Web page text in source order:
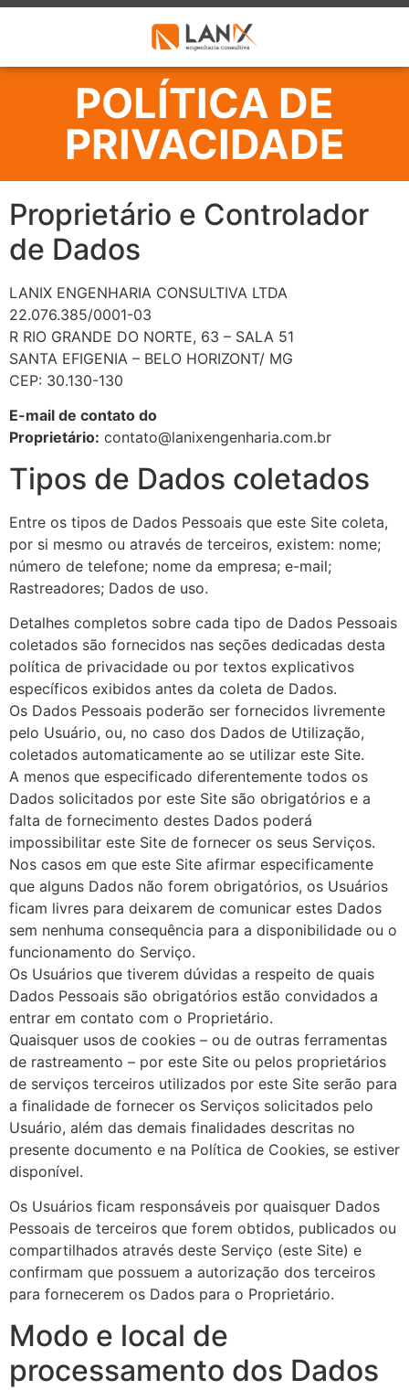
POLÍTICA DE
PRIVACIDADE
Proprietário e Controlador
de Dados
LANIX ENGENHARIA CONSULTIVA LTDA
22.076.385/0001-03
R RIO GRANDE DO NORTE, 63 – SALA 51
SANTA EFIGENIA – BELO HORIZONT/ MG
CEP: 30.130-130
E-mail de contato do
Proprietário: contato@lanixengenharia.com.br
Tipos de Dados coletados
Entre os tipos de Dados Pessoais que este Site coleta,
por si mesmo ou através de terceiros, existem: nome;
número de telefone; nome da empresa; e-mail;
Rastreadores; Dados de uso.
Detalhes completos sobre cada tipo de Dados Pessoais
coletados são fornecidos nas seções dedicadas desta
política de privacidade ou por textos explicativos
específicos exibidos antes da coleta de Dados.
Os Dados Pessoais poderão ser fornecidos livremente
pelo Usuário, ou, no caso dos Dados de Utilização,
coletados automaticamente ao se utilizar este Site.
A menos que especificado diferentemente todos os
Dados solicitados por este Site são obrigatórios e a
falta de fornecimento destes Dados poderá
impossibilitar este Site de fornecer os seus Serviços.
Nos casos em que este Site afirmar especificamente
que alguns Dados não forem obrigatórios, os Usuários
ficam livres para deixarem de comunicar estes Dados
sem nenhuma consequência para a disponibilidade ou o
funcionamento do Serviço.
Os Usuários que tiverem dúvidas a respeito de quais
Dados Pessoais são obrigatórios estão convidados a
entrar em contato com o Proprietário.
Quaisquer usos de cookies – ou de outras ferramentas
de rastreamento – por este Site ou pelos proprietários
de serviços terceiros utilizados por este Site serão para
a finalidade de fornecer os Serviços solicitados pelo
Usuário, além das demais finalidades descritas no
presente documento e na Política de Cookies, se estiver
disponível.
Os Usuários ficam responsáveis por quaisquer Dados
Pessoais de terceiros que forem obtidos, publicados ou
compartilhados através deste Serviço (este Site) e
confirmam que possuem a autorização dos terceiros
para fornecerem os Dados para o Proprietário.
Modo e local de
processamento dos Dados